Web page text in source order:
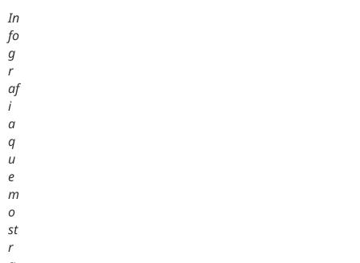
In
fo
g
r
af
i
a
q
u
e
m
o
st
r